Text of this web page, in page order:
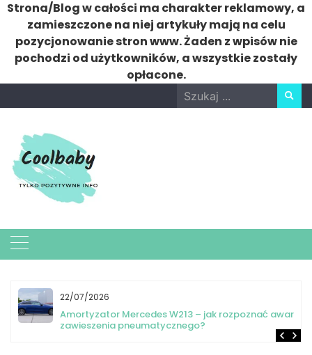
Strona/Blog w całości ma charakter reklamowy, a
zamieszczone na niej artykuły mają na celu
pozycjonowanie stron www. Żaden z wpisów nie
pochodzi od użytkowników, a wszystkie zostały
opłacone.
to
Search
for:
22/07/2026
Amortyzator Mercedes W213 – jak rozpoznać awarię
zawieszenia pneumatycznego?